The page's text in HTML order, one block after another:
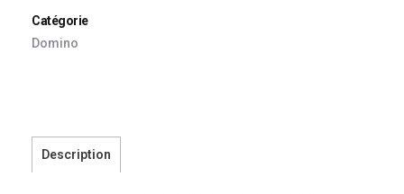
Catégorie
Domino
Description